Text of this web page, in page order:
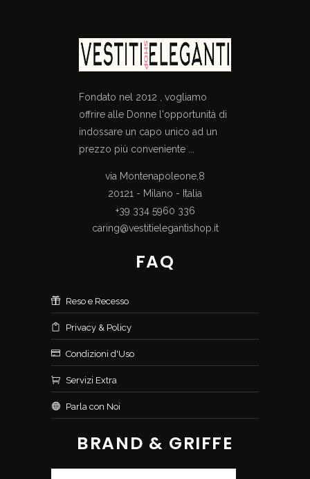
Fondato nel 2012 , vogliamo
offrire alle Donne l'opportunità di
indossare un capo unico ad un
prezzo più conveniente ...
via Montenapoleone,8
20121 - Milano - Italia
+39 334 5960 336
caring@vestitielegantishop.it
FAQ
Reso e Recesso
Privacy & Policy
Condizioni d'Uso
Servizi Extra
Parla con Noi
BRAND & GRIFFE